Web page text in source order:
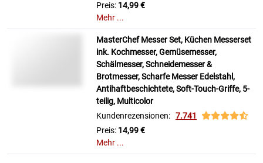
Preis: 14,99 €
Mehr ...
MasterChef Messer Set, Küchen Messerset
ink. Kochmesser, Gemüsemesser,
Schälmesser, Schneidemesser &
Brotmesser, Scharfe Messer Edelstahl,
Antihaftbeschichtete, Soft-Touch-Griffe, 5-
teilig, Multicolor
Kundenrezensionen: 7.741
Preis: 14,99 €
Mehr ...